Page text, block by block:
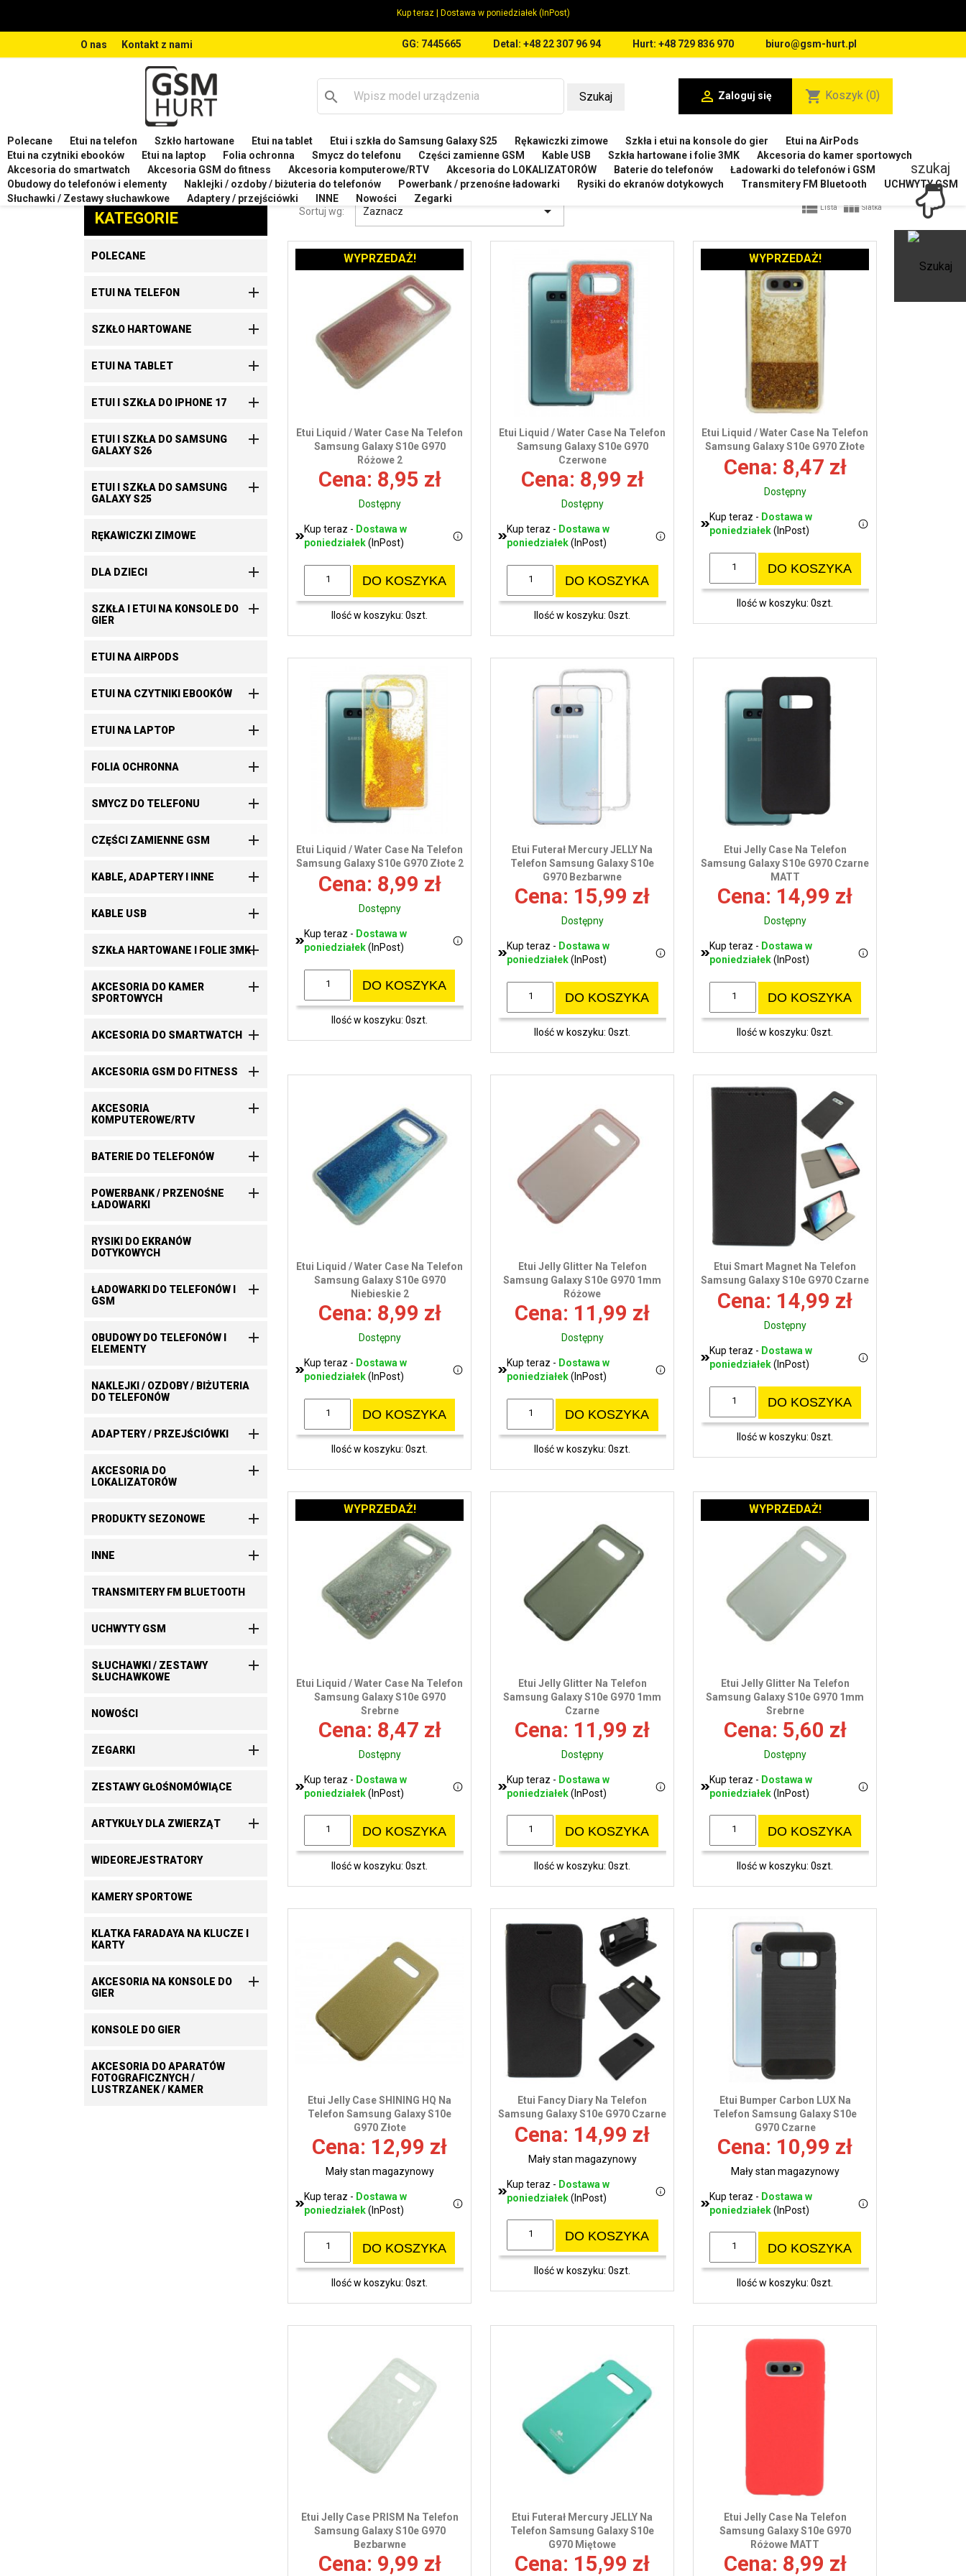
Kup teraz | Dostawa w poniedziałek (InPost)
O nas Kontakt z nami GG: 7445665 Detal: +48 22 307 96 94 Hurt: +48 729 836 970 biuro@gsm-hurt.pl
search Szukaj  Zaloguj się shopping_cart Koszyk (0)
Polecane Etui na telefon Szkło hartowane Etui na tablet Etui i szkła do Samsung Galaxy S25 Rękawiczki zimowe Szkła i etui na konsole do gier
Etui na AirPods
Etui na czytniki ebooków
Etui na laptop Folia ochronna Smycz do telefonu Części zamienne GSM Kable USB Szkła hartowane i folie 3MK
Akcesoria do kamer sportowych
Akcesoria do smartwatch
Akcesoria GSM do fitness Akcesoria komputerowe/RTV Akcesoria do LOKALIZATORÓW Baterie do telefonów
Ładowarki do telefonów i GSM
Obudowy do telefonów i elementy
Naklejki / ozdoby / biżuteria do telefonów Powerbank / przenośne ładowarki Rysiki do ekranów dotykowych Transmitery FM Bluetooth
UCHWYTY GSM
Słuchawki / Zestawy słuchawkowe
Adaptery / przejściówki INNE Nowości Zegarki
Strona główna Etui na telefon Etui na telefon SAMSUNG Etui do Samsung Galaxy S10e G970
Zaproponuj produkt
KATEGORIE
POLECANE
ETUI NA TELEFON 
SZKŁO HARTOWANE 
ETUI NA TABLET 
ETUI I SZKŁA DO IPHONE 17 
ETUI I SZKŁA DO SAMSUNG
GALAXY S26

ETUI I SZKŁA DO SAMSUNG
GALAXY S25

RĘKAWICZKI ZIMOWE
DLA DZIECI 
SZKŁA I ETUI NA KONSOLE DO
GIER

ETUI NA AIRPODS
ETUI NA CZYTNIKI EBOOKÓW 
ETUI NA LAPTOP 
FOLIA OCHRONNA 
SMYCZ DO TELEFONU 
CZĘŚCI ZAMIENNE GSM 
KABLE, ADAPTERY I INNE 
KABLE USB 
SZKŁA HARTOWANE I FOLIE 3MK
AKCESORIA DO KAMER
SPORTOWYCH

AKCESORIA DO SMARTWATCH 
AKCESORIA GSM DO FITNESS 
AKCESORIA
KOMPUTEROWE/RTV

BATERIE DO TELEFONÓW 
POWERBANK / PRZENOŚNE
ŁADOWARKI

RYSIKI DO EKRANÓW
DOTYKOWYCH
ŁADOWARKI DO TELEFONÓW I
GSM

OBUDOWY DO TELEFONÓW I
ELEMENTY

NAKLEJKI / OZDOBY / BIŻUTERIA
DO TELEFONÓW
ADAPTERY / PRZEJŚCIÓWKI 
AKCESORIA DO
LOKALIZATORÓW

PRODUKTY SEZONOWE 
INNE 
TRANSMITERY FM BLUETOOTH
UCHWYTY GSM 
SŁUCHAWKI / ZESTAWY
SŁUCHAWKOWE

NOWOŚCI
ZEGARKI 
ZESTAWY GŁOŚNOMÓWIĄCE
ARTYKUŁY DLA ZWIERZĄT 
WIDEOREJESTRATORY
KAMERY SPORTOWE
KLATKA FARADAYA NA KLUCZE I
KARTY
AKCESORIA NA KONSOLE DO
GIER

KONSOLE DO GIER
AKCESORIA DO APARATÓW
FOTOGRAFICZNYCH /
LUSTRZANEK / KAMER
ETUI DO SAMSUNG GALAXY S10E G970
Sortuj wg: Zaznacz   Lista  Siatka
Etui Liquid / Water Case Na Telefon
Samsung Galaxy S10e G970
Różowe 2
Cena: 8,95 zł
Dostępny
Kup teraz - Dostawa w
poniedziałek(InPost)
DO KOSZYKA
Ilość w koszyku: 0szt.
WYPRZEDAŻ!
Etui Liquid / Water Case Na Telefon
Samsung Galaxy S10e G970
Czerwone
Cena: 8,99 zł
Dostępny
Kup teraz - Dostawa w
poniedziałek(InPost)
DO KOSZYKA
Ilość w koszyku: 0szt.
Etui Liquid / Water Case Na Telefon
Samsung Galaxy S10e G970 Złote
Cena: 8,47 zł
Dostępny
Kup teraz - Dostawa w
poniedziałek(InPost)
DO KOSZYKA
Ilość w koszyku: 0szt.
WYPRZEDAŻ!
Etui Liquid / Water Case Na Telefon
Samsung Galaxy S10e G970 Złote 2
Cena: 8,99 zł
Dostępny
Kup teraz - Dostawa w
poniedziałek(InPost)
DO KOSZYKA
Ilość w koszyku: 0szt.
Etui Futerał Mercury JELLY Na
Telefon Samsung Galaxy S10e
G970 Bezbarwne
Cena: 15,99 zł
Dostępny
Kup teraz - Dostawa w
poniedziałek(InPost)
DO KOSZYKA
Ilość w koszyku: 0szt.
Etui Jelly Case Na Telefon
Samsung Galaxy S10e G970 Czarne
MATT
Cena: 14,99 zł
Dostępny
Kup teraz - Dostawa w
poniedziałek(InPost)
DO KOSZYKA
Ilość w koszyku: 0szt.
Etui Liquid / Water Case Na Telefon
Samsung Galaxy S10e G970
Niebieskie 2
Cena: 8,99 zł
Dostępny
Kup teraz - Dostawa w
poniedziałek(InPost)
DO KOSZYKA
Ilość w koszyku: 0szt.
Etui Jelly Glitter Na Telefon
Samsung Galaxy S10e G970 1mm
Różowe
Cena: 11,99 zł
Dostępny
Kup teraz - Dostawa w
poniedziałek(InPost)
DO KOSZYKA
Ilość w koszyku: 0szt.
Etui Smart Magnet Na Telefon
Samsung Galaxy S10e G970 Czarne
Cena: 14,99 zł
Dostępny
Kup teraz - Dostawa w
poniedziałek(InPost)
DO KOSZYKA
Ilość w koszyku: 0szt.
Etui Liquid / Water Case Na Telefon
Samsung Galaxy S10e G970
Srebrne
Cena: 8,47 zł
Dostępny
Kup teraz - Dostawa w
poniedziałek(InPost)
DO KOSZYKA
Ilość w koszyku: 0szt.
WYPRZEDAŻ!
Etui Jelly Glitter Na Telefon
Samsung Galaxy S10e G970 1mm
Czarne
Cena: 11,99 zł
Dostępny
Kup teraz - Dostawa w
poniedziałek(InPost)
DO KOSZYKA
Ilość w koszyku: 0szt.
Etui Jelly Glitter Na Telefon
Samsung Galaxy S10e G970 1mm
Srebrne
Cena: 5,60 zł
Dostępny
Kup teraz - Dostawa w
poniedziałek(InPost)
DO KOSZYKA
Ilość w koszyku: 0szt.
WYPRZEDAŻ!
Etui Jelly Case SHINING HQ Na
Telefon Samsung Galaxy S10e
G970 Złote
Cena: 12,99 zł
Mały stan magazynowy
Kup teraz - Dostawa w
poniedziałek(InPost)
DO KOSZYKA
Ilość w koszyku: 0szt.
Etui Fancy Diary Na Telefon
Samsung Galaxy S10e G970 Czarne
Cena: 14,99 zł
Mały stan magazynowy
Kup teraz - Dostawa w
poniedziałek(InPost)
DO KOSZYKA
Ilość w koszyku: 0szt.
Etui Bumper Carbon LUX Na
Telefon Samsung Galaxy S10e
G970 Czarne
Cena: 10,99 zł
Mały stan magazynowy
Kup teraz - Dostawa w
poniedziałek(InPost)
DO KOSZYKA
Ilość w koszyku: 0szt.
Etui Jelly Case PRISM Na Telefon
Samsung Galaxy S10e G970
Bezbarwne
Cena: 9,99 zł
Etui Futerał Mercury JELLY Na
Telefon Samsung Galaxy S10e
G970 Miętowe
Cena: 15,99 zł
Etui Jelly Case Na Telefon
Samsung Galaxy S10e G970
Różowe MATT
Cena: 8,99 zł
szukaj